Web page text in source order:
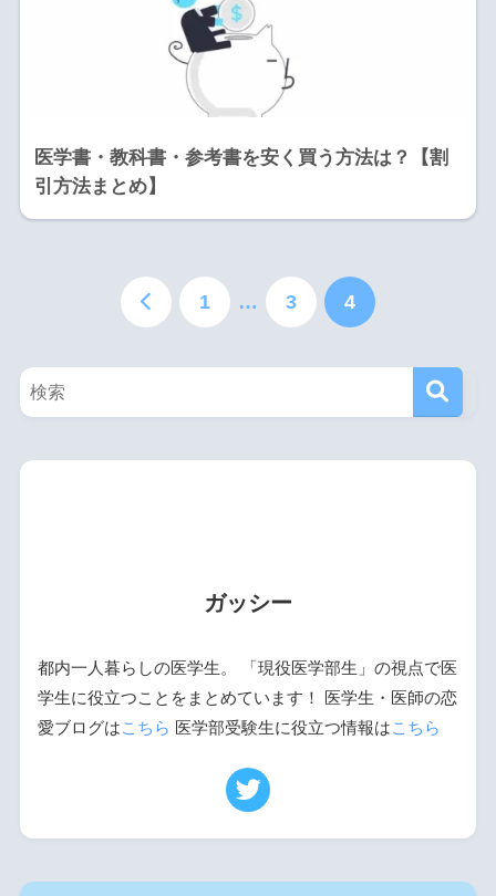
医学書・教科書・参考書を安く買う方法は？【割
引方法まとめ】
1 … 3 4
ガッシー
都内一人暮らしの医学生。 「現役医学部生」の視点で医
学生に役立つことをまとめています！ 医学生・医師の恋
愛ブログはこちら 医学部受験生に役立つ情報はこちら